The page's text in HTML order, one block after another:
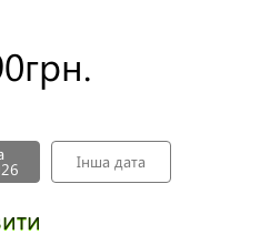
грн.
Інша дата